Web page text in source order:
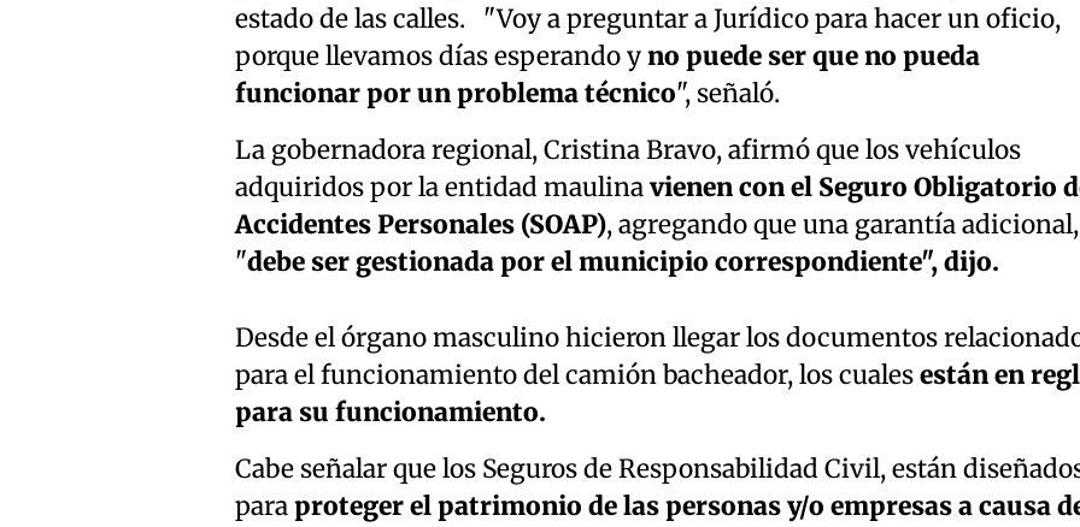
estado de las calles. "Voy a preguntar a Jurídico para hacer un oficio,
porque llevamos días esperando yno puede ser que no pueda
funcionar por un problema técnico", señaló.
La gobernadora regional, Cristina Bravo, afirmó que los vehículos
adquiridos por la entidad maulinavienen con el Seguro Obligatorio
Accidentes Personales (SOAP), agregando que una garantía adicional,
"debe ser gestionada por el municipio correspondiente", dijo.
Desde el órgano masculino hicieron llegar los documentos
para el funcionamiento del camión bacheador, los cualesestán en
para su funcionamiento.
Cabe señalar que los Seguros de Responsabilidad Civil, están
paraproteger el patrimonio de las personas y/o empresas a causa